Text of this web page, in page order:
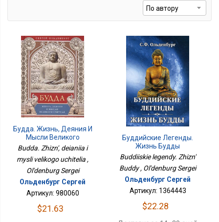
Будда. Жизнь, Деяния И
Мысли Великого
Учителя
Budda. Zhizn', deianiia i
mysli velikogo uchitelia ,
Ol'denburg Sergei
Ольденбург Сергей
Артикул: 980060
$21.63
Буддийские Легенды.
Жизнь Будды
Buddiiskie legendy. Zhizn'
Buddy , Ol'denburg Sergei
Ольденбург Сергей
Артикул: 1364443
$22.28